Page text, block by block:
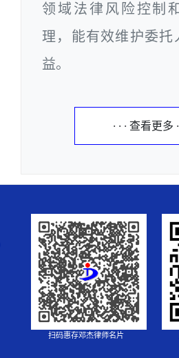
领域法律风险控制
理，能有效维护委托
益。
· · · 查看更多 ·
扫码惠存邓杰律师名片